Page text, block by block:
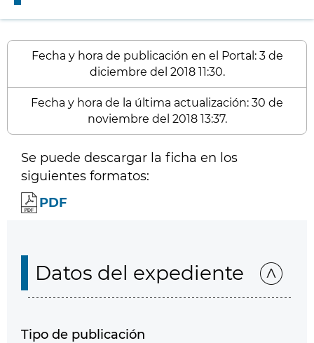
Fecha y hora de publicación en el Portal: 3 de
diciembre del 2018 11:30.
Fecha y hora de la última actualización: 30 de
noviembre del 2018 13:37.
Se puede descargar la ficha en los
siguientes formatos:
PDF
Datos del expediente
Tipo de publicación